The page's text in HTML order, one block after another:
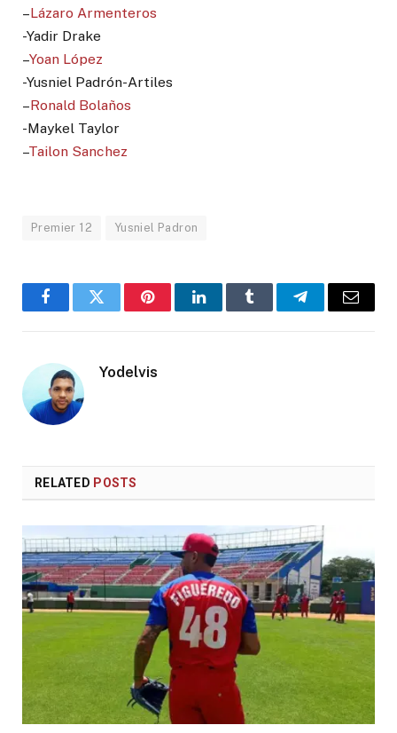
–Lázaro Armenteros
-Yadir Drake
–Yoan López
-Yusniel Padrón-Artiles
–Ronald Bolaños
-Maykel Taylor
–Tailon Sanchez
Premier 12 Yusniel Padron
FacebookTwitter PinterestLinkedInTumblr TelegramEmail
Yodelvis
RELATED POSTS